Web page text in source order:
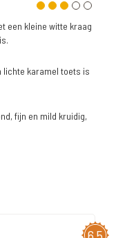
een kleine witte kraag
lichte karamel toets is
fijn en mild kruidig,